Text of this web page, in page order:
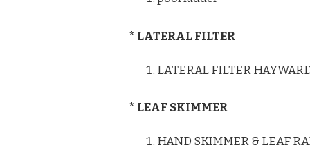
* LATERAL FILTER
LATERAL FILTER
* LEAF SKIMMER
HAND SKIMMER & LEAF